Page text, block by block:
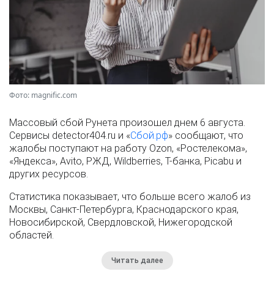
Фото: magnific.com
Массовый сбой Рунета произошел днем 6 августа.
Сервисы detector404.ru и «Сбой.рф» сообщают, что
жалобы поступают на работу Ozon, «Ростелекома»,
«Яндекса», Avito, РЖД, Wildberries, Т-банка, Picabu и
других ресурсов.
Статистика показывает, что больше всего жалоб из
Москвы, Санкт-Петербурга, Краснодарского края,
Новосибирской, Свердловской, Нижегородской
областей.
Читать далее